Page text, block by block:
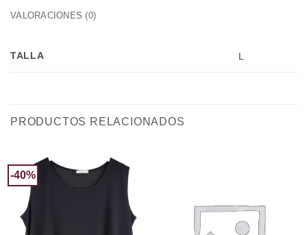
VALORACIONES (0)
TALLA L
PRODUCTOS RELACIONADOS
-40%